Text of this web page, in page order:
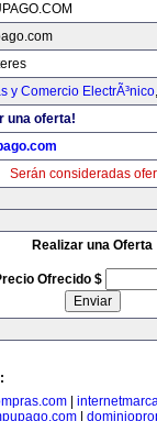
y Comercio ElectrÃ³nico
una oferta!
Serán consideradas
Realizar una Oferta
Ofrecido $
|
|